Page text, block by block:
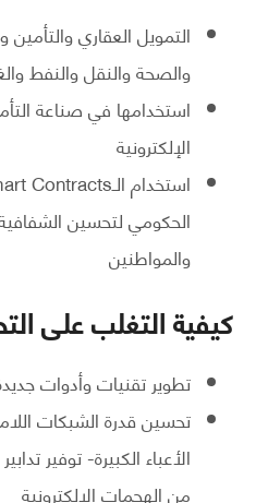
التمويل العقاري والتأمين
والصحة والنقل والنفط
استخدامها في صناعة
الإلكترونية
الحكومي لتحسين
والمواطنين
كيفية التغلب على
تطوير تقنيات وأدوات
تحسين قدرة الشبكات
الأعباء الكبيرة- توفير
من الهجمات الإلكترونية